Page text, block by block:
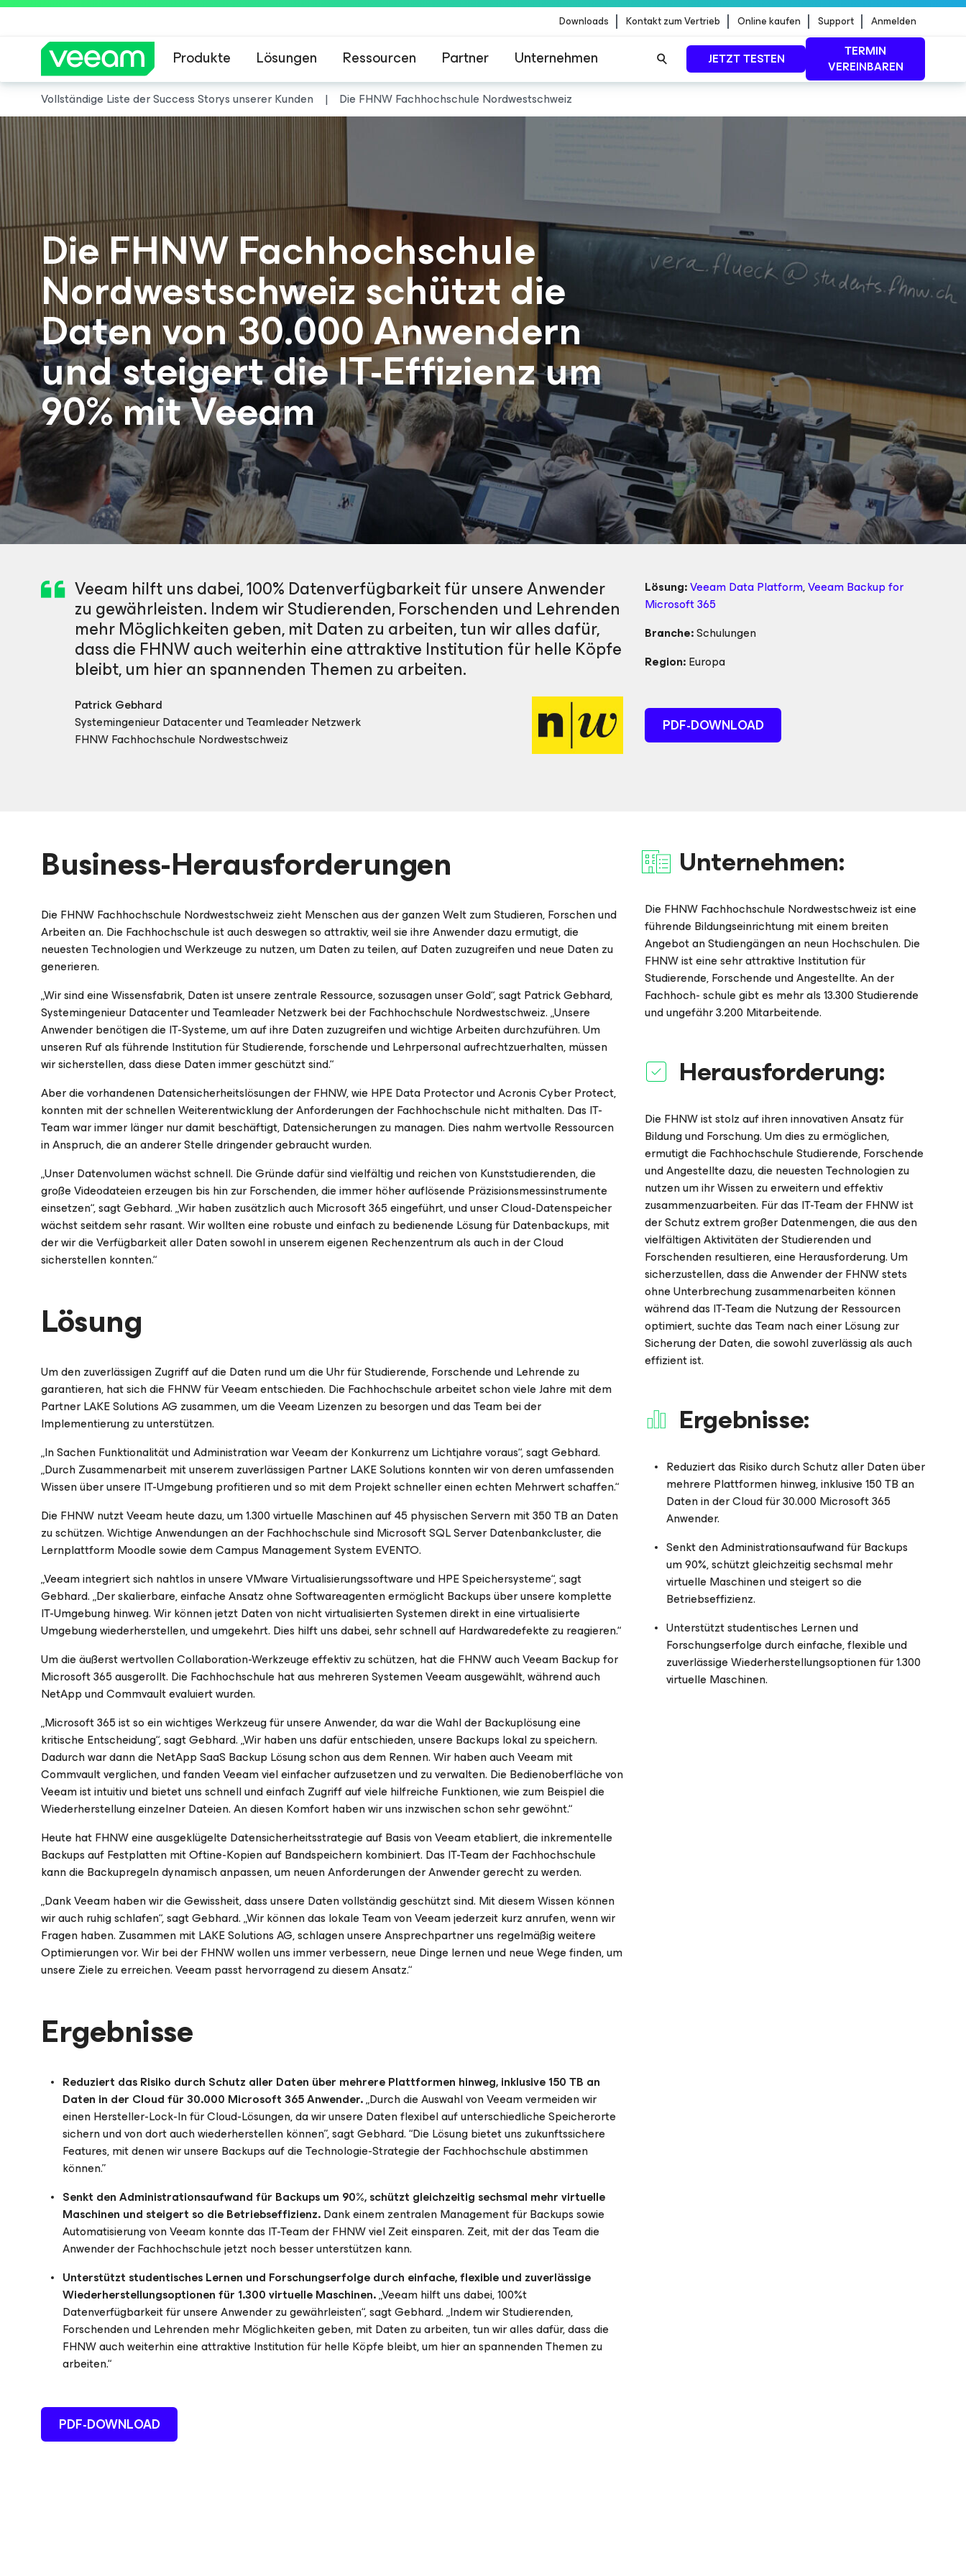
Downloads Kontakt zum Vertrieb Online kaufen Support Anmelden
Produkte Lösungen Ressourcen Partner Unternehmen JETZT TESTEN
TERMIN
VEREINBAREN
Hinweise von Veeam für Kunden, die vom Content-Update von CrowdStrike MEHR ERFAHREN
Vollständige Liste der Success Storys unserer Kunden Die FHNW Fachhochschule Nordwestschweiz
Die FHNW Fachhochschule
Nordwestschweiz schützt die
Daten von 30.000 Anwendern
und steigert die IT-Effizienz um
90% mit Veeam
Veeam hilft uns dabei, 100% Datenverfügbarkeit für unsere Anwender
zu gewährleisten. Indem wir Studierenden, Forschenden und Lehrenden
mehr Möglichkeiten geben, mit Daten zu arbeiten, tun wir alles dafür,
dass die FHNW auch weiterhin eine attraktive Institution für helle Köpfe
bleibt, um hier an spannenden Themen zu arbeiten.
Patrick Gebhard
Systemingenieur Datacenter und Teamleader Netzwerk
FHNW Fachhochschule Nordwestschweiz
Lösung:Veeam Data Platform,Veeam Backupfor
Microsoft 365
Branche:Schulungen
Region:Europa
PDF-DOWNLOAD
Business-Herausforderungen
Die FHNW Fachhochschule Nordwestschweiz zieht Menschen aus der ganzen Welt zum Studieren, Forschen und
Arbeiten an. Die Fachhochschule ist auch deswegen so attraktiv, weil sie ihre Anwender dazu ermutigt, die
neuesten Technologien und Werkzeuge zu nutzen, um Daten zu teilen, auf Daten zuzugreifen und neue Daten zu
generieren.
„Wir sind eine Wissensfabrik, Daten ist unsere zentrale Ressource, sozusagen unser Gold“, sagt Patrick Gebhard,
Systemingenieur Datacenter und Teamleader Netzwerk bei der Fachhochschule Nordwestschweiz. „Unsere
Anwender benötigen die IT-Systeme, um auf ihre Daten zuzugreifen und wichtige Arbeiten durchzuführen. Um
unseren Ruf als führende Institution für Studierende, forschende und Lehrpersonal aufrechtzuerhalten, müssen
wir sicherstellen, dass diese Daten immer geschützt sind.“
Aber die vorhandenen Datensicherheitslösungen der FHNW, wie HPE Data Protector und Acronis Cyber Protect,
konnten mit der schnellen Weiterentwicklung der Anforderungen der Fachhochschule nicht mithalten. Das IT-
Team war immer länger nur damit beschäftigt, Datensicherungen zu managen. Dies nahm wertvolle Ressourcen
in Anspruch, die an anderer Stelle dringender gebraucht wurden.
„Unser Datenvolumen wächst schnell. Die Gründe dafür sind vielfältig und reichen von Kunststudierenden, die
große Videodateien erzeugen bis hin zur Forschenden, die immer höher auflösende Präzisionsmessinstrumente
einsetzen“, sagt Gebhard. „Wir haben zusätzlich auch Microsoft 365 eingeführt, und unser Cloud-Datenspeicher
wächst seitdem sehr rasant. Wir wollten eine robuste und einfach zu bedienende Lösung für Datenbackups, mit
der wir die Verfügbarkeit aller Daten sowohl in unserem eigenen Rechenzentrum als auch in der Cloud
sicherstellen konnten.“
Lösung
Um den zuverlässigen Zugriff auf die Daten rund um die Uhr für Studierende, Forschende und Lehrende zu
garantieren, hat sich die FHNW für Veeam entschieden. Die Fachhochschule arbeitet schon viele Jahre mit dem
Partner LAKE Solutions AG zusammen, um die Veeam Lizenzen zu besorgen und das Team bei der
Implementierung zu unterstützen.
„In Sachen Funktionalität und Administration war Veeam der Konkurrenz um Lichtjahre voraus“, sagt Gebhard.
„Durch Zusammenarbeit mit unserem zuverlässigen Partner LAKE Solutions konnten wir von deren umfassenden
Wissen über unsere IT-Umgebung profitieren und so mit dem Projekt schneller einen echten Mehrwert schaffen.“
Die FHNW nutzt Veeam heute dazu, um 1.300 virtuelle Maschinen auf 45 physischen Servern mit 350 TB an Daten
zu schützen. Wichtige Anwendungen an der Fachhochschule sind Microsoft SQL Server Datenbankcluster, die
Lernplattform Moodle sowie dem Campus Management System EVENTO.
„Veeam integriert sich nahtlos in unsere VMware Virtualisierungssoftware und HPE Speichersysteme“, sagt
Gebhard. „Der skalierbare, einfache Ansatz ohne Softwareagenten ermöglicht Backups über unsere komplette
IT-Umgebung hinweg. Wir können jetzt Daten von nicht virtualisierten Systemen direkt in eine virtualisierte
Umgebung wiederherstellen, und umgekehrt. Dies hilft uns dabei, sehr schnell auf Hardwaredefekte zu reagieren.“
Um die äußerst wertvollen Collaboration-Werkzeuge effektiv zu schützen, hat die FHNW auch Veeam Backup for
Microsoft 365 ausgerollt. Die Fachhochschule hat aus mehreren Systemen Veeam ausgewählt, während auch
NetApp und Commvault evaluiert wurden.
„Microsoft 365 ist so ein wichtiges Werkzeug für unsere Anwender, da war die Wahl der Backuplösung eine
kritische Entscheidung“, sagt Gebhard. „Wir haben uns dafür entschieden, unsere Backups lokal zu speichern.
Dadurch war dann die NetApp SaaS Backup Lösung schon aus dem Rennen. Wir haben auch Veeam mit
Commvault verglichen, und fanden Veeam viel einfacher aufzusetzen und zu verwalten. Die Bedienoberfläche von
Veeam ist intuitiv und bietet uns schnell und einfach Zugriff auf viele hilfreiche Funktionen, wie zum Beispiel die
Wiederherstellung einzelner Dateien. An diesen Komfort haben wir uns inzwischen schon sehr gewöhnt.“
Heute hat FHNW eine ausgeklügelte Datensicherheitsstrategie auf Basis von Veeam etabliert, die inkrementelle
Backups auf Festplatten mit Oftine-Kopien auf Bandspeichern kombiniert. Das IT-Team der Fachhochschule
kann die Backupregeln dynamisch anpassen, um neuen Anforderungen der Anwender gerecht zu werden.
„Dank Veeam haben wir die Gewissheit, dass unsere Daten vollständig geschützt sind. Mit diesem Wissen können
wir auch ruhig schlafen“, sagt Gebhard. „Wir können das lokale Team von Veeam jederzeit kurz anrufen, wenn wir
Fragen haben. Zusammen mit LAKE Solutions AG, schlagen unsere Ansprechpartner uns regelmäßig weitere
Optimierungen vor. Wir bei der FHNW wollen uns immer verbessern, neue Dinge lernen und neue Wege finden, um
unsere Ziele zu erreichen. Veeam passt hervorragend zu diesem Ansatz.“
Ergebnisse
Reduziert das Risiko durch Schutz aller Daten über mehrere Plattformen hinweg, inklusive 150 TB an
Daten in der Cloud für 30.000 Microsoft 365 Anwender.„Durch die Auswahl von Veeam vermeiden wir
einen Hersteller-Lock-In für Cloud-Lösungen, da wir unsere Daten flexibel auf unterschiedliche Speicherorte
sichern und von dort auch wiederherstellen können”, sagt Gebhard. “Die Lösung bietet uns zukunftssichere
Features, mit denen wir unsere Backups auf die Technologie-Strategie der Fachhochschule abstimmen
können.”
Senkt den Administrationsaufwand für Backups um 90%, schützt gleichzeitig sechsmal mehr virtuelle
Maschinen und steigert so die Betriebseffizienz.Dank einem zentralen Management für Backups sowie
Automatisierung von Veeam konnte das IT-Team der FHNW viel Zeit einsparen. Zeit, mit der das Team die
Anwender der Fachhochschule jetzt noch besser unterstützen kann.
Unterstützt studentisches Lernen und Forschungserfolge durch einfache, flexible und zuverlässige
Wiederherstellungsoptionen für 1.300 virtuelle Maschinen.„Veeam hilft uns dabei, 100%t
Datenverfügbarkeit für unsere Anwender zu gewährleisten“, sagt Gebhard. „Indem wir Studierenden,
Forschenden und Lehrenden mehr Möglichkeiten geben, mit Daten zu arbeiten, tun wir alles dafür, dass die
FHNW auch weiterhin eine attraktive Institution für helle Köpfe bleibt, um hier an spannenden Themen zu
arbeiten.“
PDF-DOWNLOAD
Unternehmen:
Die FHNW Fachhochschule Nordwestschweiz ist eine
führende Bildungseinrichtung mit einem breiten
Angebot an Studiengängen an neun Hochschulen. Die
FHNW ist eine sehr attraktive Institution für
Studierende, Forschende und Angestellte. An der
Fachhoch- schule gibt es mehr als 13.300 Studierende
und ungefähr 3.200 Mitarbeitende.
Herausforderung:
Die FHNW ist stolz auf ihren innovativen Ansatz für
Bildung und Forschung. Um dies zu ermöglichen,
ermutigt die Fachhochschule Studierende, Forschende
und Angestellte dazu, die neuesten Technologien zu
nutzen um ihr Wissen zu erweitern und effektiv
zusammenzuarbeiten. Für das IT-Team der FHNW ist
der Schutz extrem großer Datenmengen, die aus den
vielfältigen Aktivitäten der Studierenden und
Forschenden resultieren, eine Herausforderung. Um
sicherzustellen, dass die Anwender der FHNW stets
ohne Unterbrechung zusammenarbeiten können
während das IT-Team die Nutzung der Ressourcen
optimiert, suchte das Team nach einer Lösung zur
Sicherung der Daten, die sowohl zuverlässig als auch
effizient ist.
Ergebnisse:
Reduziert das Risiko durch Schutz aller Daten über
mehrere Plattformen hinweg, inklusive 150 TB an
Daten in der Cloud für 30.000 Microsoft 365
Anwender.
Senkt den Administrationsaufwand für Backups
um 90%, schützt gleichzeitig sechsmal mehr
virtuelle Maschinen und steigert so die
Betriebseffizienz.
Unterstützt studentisches Lernen und
Forschungserfolge durch einfache, flexible und
zuverlässige Wiederherstellungsoptionen für 1.300
virtuelle Maschinen.